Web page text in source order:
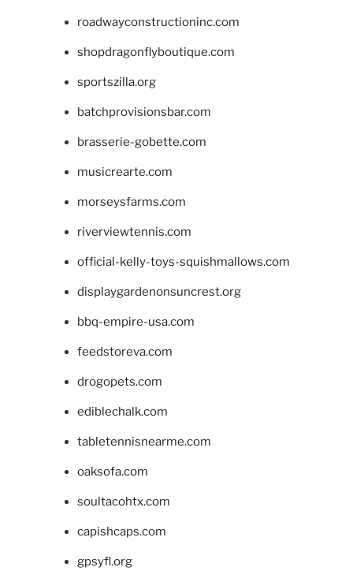
roadwayconstructioninc.com
shopdragonflyboutique.com
sportszilla.org
batchprovisionsbar.com
brasserie-gobette.com
musicrearte.com
morseysfarms.com
riverviewtennis.com
official-kelly-toys-squishmallows.com
displaygardenonsuncrest.org
bbq-empire-usa.com
feedstoreva.com
drogopets.com
ediblechalk.com
tabletennisnearme.com
oaksofa.com
soultacohtx.com
capishcaps.com
gpsyfl.org